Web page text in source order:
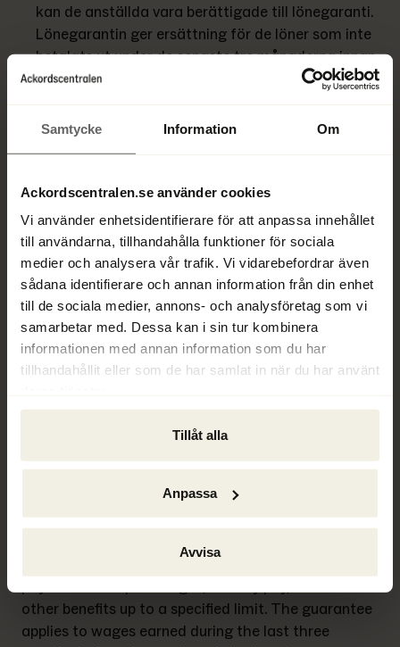
Samtycke Information Om
Ackordscentralen.se använder cookies
Vi använder enhetsidentifierare för att anpassa innehållet
till användarna, tillhandahålla funktioner för sociala
medier och analysera vår trafik. Vi vidarebefordrar även
sådana identifierare och annan information från din enhet
till de sociala medier, annons- och analysföretag som vi
samarbetar med. Dessa kan i sin tur kombinera
informationen med annan information som du har
tillhandahållit eller som de har samlat in när du har använt
Tillåt alla
Anpassa
Avvisa
kan de anställda vara berättigade till lönegaranti.
Lönegarantin ger ersättning för de löner som inte
betalats ut under de senaste tre månaderna innan
konkursen, upp till ett visst belopp som regleras av
och inte kan betala sina anställda löner, kan de
anställda vara berättigade till lönegaranti om
företaget inte har möjlighet att betala under
rekonstruktionen.
Synonymer och relaterade begrepp:
Statlig lönegaranti
Löneskydd vid konkurs eller rekonstruktion
Definition in English: Wage Guarantee
Wage Guarantee is a state-backed compensation
system for employees who have not been paid their
other benefits up to a specified limit. The guarantee
applies to wages earned during the last three